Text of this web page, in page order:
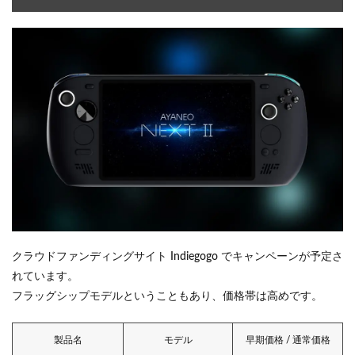
クラウドファンディングサイト Indiegogo でキャンペーンが予定さ
れています。
フラッグシップモデルということもあり、価格帯は高めです。
製品名 モデル 早期価格 / 通常価格